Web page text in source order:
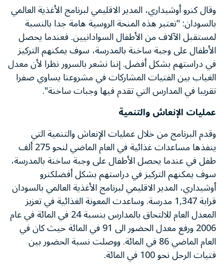
وقال كنرو أوشيداري، المدير الاقليمي لبرنامج الأغذية العالمي
بالسودان: "تعتبر هذه المنحة الروسية هامة جدا بالنسبة
لمستقبل الآلاف من الأطفال السوادانيين. فعندما يحصل
الأطفال على وجبة ساخنة بالمدرسة، سوف يمكنهم التركيز
في دراستهم بشكل أفضل. إننا نشعر بالسرور نظرا لأن معدل
الغياب بين الفتيات المشاركات في مشروعنا يساوي صفرا
تقريبا في المدارس التي تقدم فيها وجبات ساخنة".
عمليات الإنعاش والتنمية
وقدم البرنامج من خلال عمليات الإنعاش والتنمية التي
ينفذها مساعدات غذائية في العام الماضي لنحو 275 ألف
طفل في عندما يحصل الأطفال على وجبة ساخنة بالمدرسة،
سوف يمكنهم التركيز في دراستهم بشكل أفضلكنرو
أوشيداري، المدير الاقليمي لبرنامج الأغذية العالمي بالسودان
قرابة 1,347 مدرسة. وساعدت المعونة الغذائية في تعزيز
المعدل العام للالتحاق بالمدارس بنسبة 24 في المائة في عام
2006 ورفع معدل الحضور الى 91 في المائة حيث كان في
العام الماضي 86 في المائة. ووصلت نسبة الحضور بين
فتيات الرحل نحو 100 في المائة.